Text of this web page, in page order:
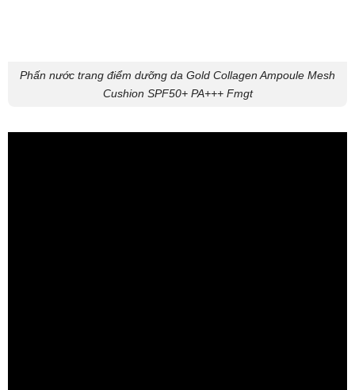
Phấn nước trang điểm dưỡng da Gold Collagen Ampoule Mesh
Cushion SPF50+ PA+++ Fmgt